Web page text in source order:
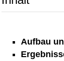
Aufbau